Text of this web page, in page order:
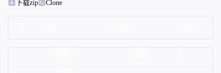
下载zip
Clone